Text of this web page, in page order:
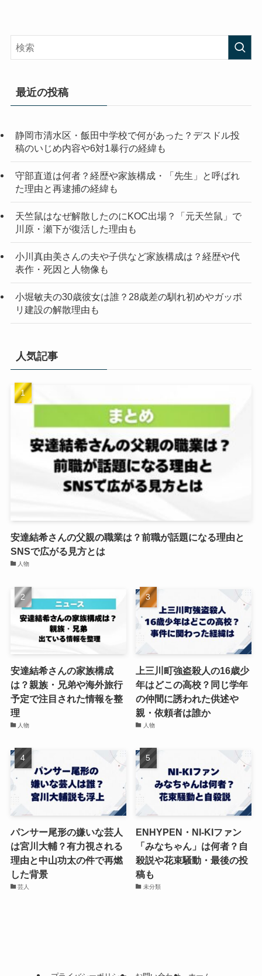
最近の投稿
静岡市清水区・飯田中学校で何があった？デスドル投
稿のいじめ内容や6対1暴行の経緯も
守部直道は何者？経歴や家族構成・「先生」と呼ばれ
た理由と再逮捕の経緯も
天竺鼠はなぜ解散したのにKOC出場？「元天竺鼠」で
川原・瀬下が復活した理由も
小川真由美さんの夫や子供など家族構成は？経歴や代
表作・死因と人物像も
小堀敏夫の30歳彼女は誰？28歳差の馴れ初めやガッポ
リ建設の解散理由も
人気記事
安達結希さんの父親の職業は？前職が話題になる理由と
SNSで広がる見方とは
人物
安達結希さんの家族構成
は？親族・兄弟や海外旅行
予定で注目された情報を整
理
人物
上三川町強盗殺人の16歳少
年はどこの高校？同じ学年
の仲間に誘われた供述や
親・依頼者は誰か
人物
パンサー尾形の嫌いな芸人
は宮川大輔？有力視される
理由と中山功太の件で再燃
した背景
芸人
ENHYPEN・NI-KIファン
「みなちゃん」は何者？自
殺説や花束騒動・最後の投
稿も
未分類